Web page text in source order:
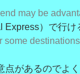
may be
）で行け
some
点があるのでよ